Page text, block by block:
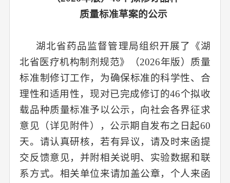
质量标准草案的公示
湖北省药品监督管理局组织开展了《湖
北省医疗机构制剂规范》（2026年版）质量
标准制修订工作， 为确保标准的科学性、合
理性和适用性，现对已完成修订的46个拟收
载品种质量标准予以公示 ，向社会各界征求
意见（详见附件）
， 公示期自发布之日起60
天。请认真研核，若有异议，请及时来函提
交反馈意见，并附相关说明、实验数据和联
系方式。相关单位来请加盖公章，个人来函